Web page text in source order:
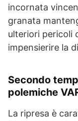
incornata
granata
ulteriori pericoli
impensierire la
Secondo
polemiche
La ripresa è